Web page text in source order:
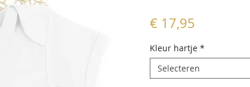
€ 17,95
Kleur hartje *
Selecteren